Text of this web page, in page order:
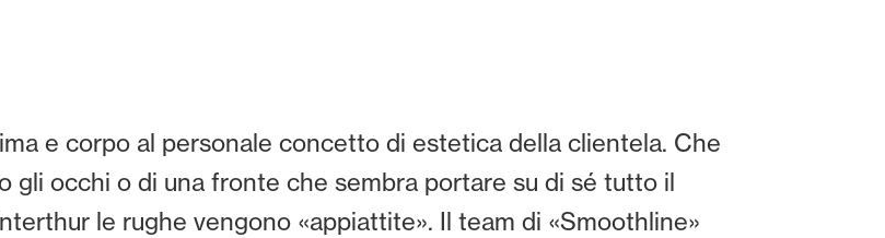
e corpo al personale concetto di estetica della clientela. Che
gli occhi o di una fronte che sembra portare su di sé tutto il
le rughe vengono «appiattite». Il team di «Smoothline»